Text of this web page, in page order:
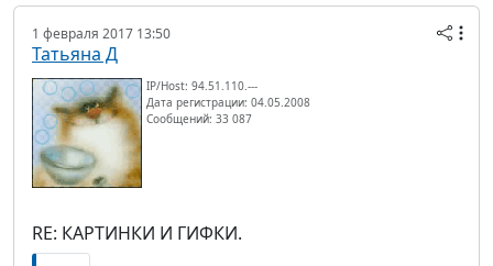
1 февраля 2017 13:50
Татьяна Д
IP/Host: 94.51.110.---
Дата регистрации: 04.05.2008
Сообщений: 33 087
RE: КАРТИНКИ И ГИФКИ.